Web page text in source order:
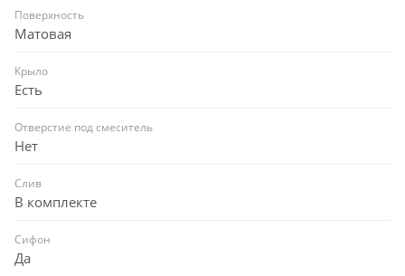
Поверхность
Матовая
Крыло
Есть
Отверстие под смеситель
Нет
Слив
В комплекте
Сифон
Да